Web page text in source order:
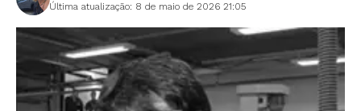
Última atualização: 8 de maio de 2026 21:05